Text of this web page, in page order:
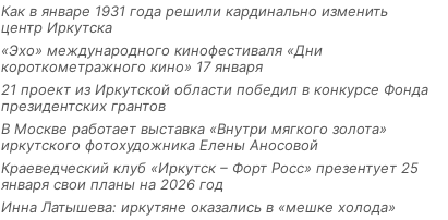
Как в январе 1931 года решили кардинально изменить
центр Иркутска
«Эхо» международного кинофестиваля «Дни
короткометражного кино» 17 января
21 проект из Иркутской области победил в конкурсе Фонда
президентских грантов
В Москве работает выставка «Внутри мягкого золота»
иркутского фотохудожника Елены Аносовой
Краеведческий клуб «Иркутск – Форт Росс» презентует 25
января свои планы на 2026 год
Инна Латышева: иркутяне оказались в «мешке холода»